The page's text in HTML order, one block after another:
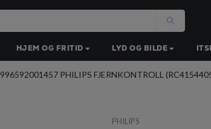
HJEM OG FRITID LYD OG BILDE
996592001457 PHILIPS FJERNKONTROLL
PHILIPS